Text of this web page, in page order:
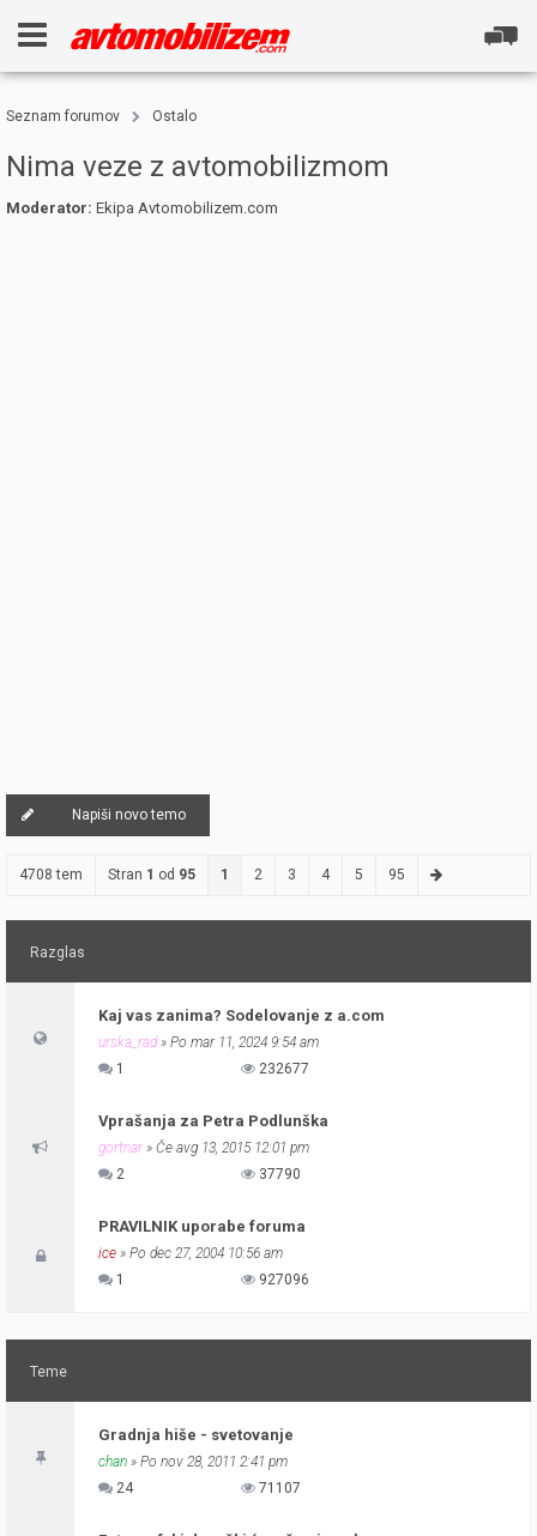
Seznam forumov Ostalo
Nima veze z avtomobilizmom
Moderator: Ekipa Avtomobilizem.com
Napiši novo temo
4708 tem Stran 1 od 95 1 2 3 4 5 95
Razglas
Kaj vas zanima? Sodelovanje z a.com
urska_rad» Po mar 11, 2024 9:54 am
1
232677
Vprašanja za Petra Podlunška
gortnar » Če avg 13, 2015 12:01 pm
2
37790
PRAVILNIK uporabe foruma
ice » Po dec 27, 2004 10:56 am
1
927096
Teme
Gradnja hiše - svetovanje
chan » Po nov 28, 2011 2:41 pm
24
71107